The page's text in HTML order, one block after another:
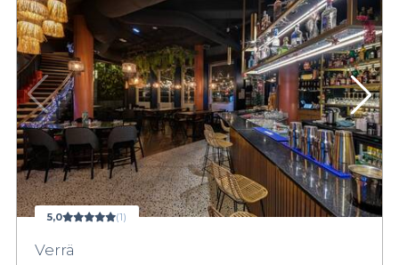
5,0 (1)
Verrä